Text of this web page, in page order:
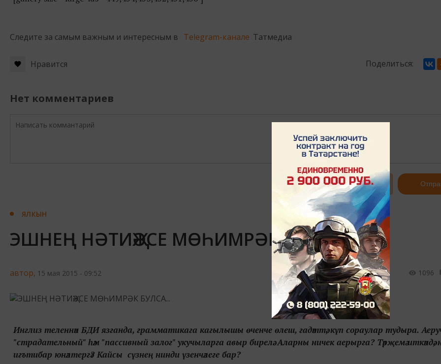
Следите за самым важным и интересным в Telegram-канале Татмедиа
Нравится Поделиться:
Нет комментариев
Авторизоваться
ЯЛКЫН
ЭШНЕҢ НӘТИҖӘСЕ МӨҺИМРӘК БУЛСА...
автор, 15 мая 2015 - 09:52 1096
Инглиз теленнән БДИ язганда, грамматикага кагылышы өченче өлеш, гадәттә, күп сораулар тудыра.
"страдательный" һәм "пассивный залог" укучыларга авыр бирелә. Аларны ничек аерырга? Тәрҗемә иткәндә,
игътибар юнәлтергә? Кайсы сүзнең нинди үзенчәлеге бар?